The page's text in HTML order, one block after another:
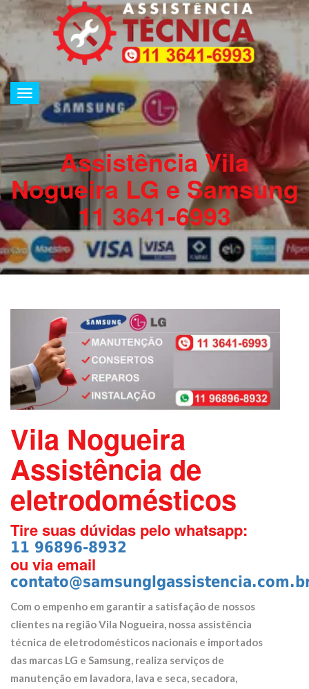
Alternar
de
navegação
Assistência Vila
Nogueira LG e Samsung
11 3641-6993
Vila Nogueira
Assistência de
eletrodomésticos
Tire suas dúvidas pelo whatsapp:
11 96896-8932
ou via email
Com o empenho em garantir a satisfação de nossos
clientes na regiãoVila Nogueira, nossa assistência
técnica de eletrodomésticos nacionais e importados
das marcas LG e Samsung, realiza serviços de
manutenção em lavadora, lava e seca, secadora,